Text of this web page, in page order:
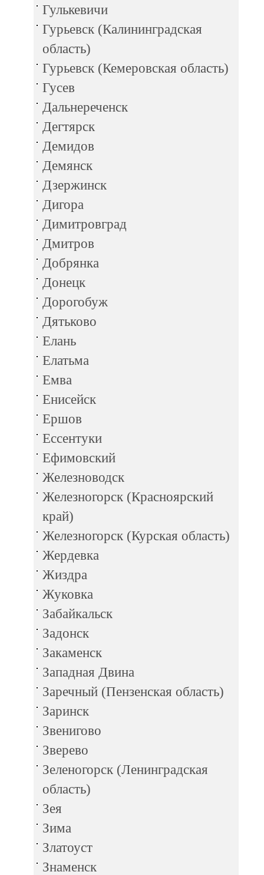
Гулькевичи
Гурьевск (Калининградская
область)
Гурьевск (Кемеровская область)
Гусев
Дальнереченск
Дегтярск
Демидов
Демянск
Дзержинск
Дигора
Димитровград
Дмитров
Добрянка
Донецк
Дорогобуж
Дятьково
Елань
Елатьма
Емва
Енисейск
Ершов
Ессентуки
Ефимовский
Железноводск
Железногорск (Красноярский
край)
Железногорск (Курская область)
Жердевка
Жиздра
Жуковка
Забайкальск
Задонск
Закаменск
Западная Двина
Заречный (Пензенская область)
Заринск
Звенигово
Зверево
Зеленогорск (Ленинградская
область)
Зея
Зима
Златоуст
Знаменск